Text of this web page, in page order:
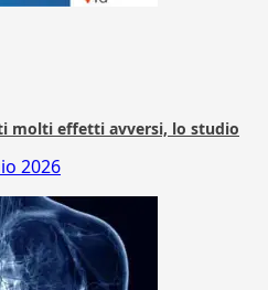
molti effetti avversi, lo studio
2026